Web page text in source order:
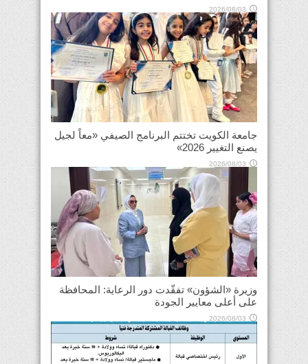
2026/08/03
جامعة الكويت تختتم البرنامج الصيفي «معاً لجيل
يصنع التغيير 2026»
2026/08/03
وزيرة «الشؤون» تفقّدت دور الرعاية: المحافظة
على أعلى معايير الجودة
2026/08/03